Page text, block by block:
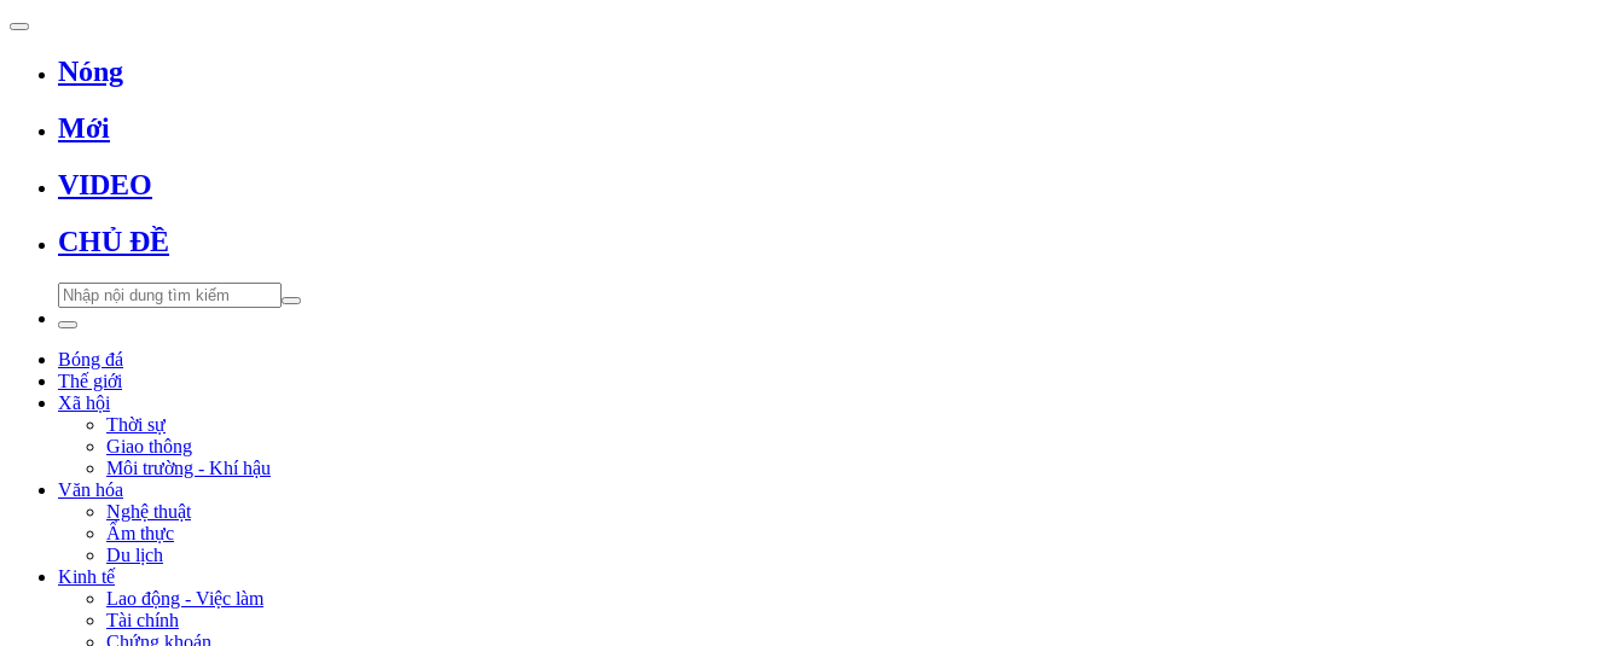
Nóng
Mới
VIDEO
CHỦ ĐỀ
Bóng đá
Thế giới
Xã hội
Thời sự
Giao thông
Môi trường - Khí hậu
Văn hóa
Nghệ thuật
Ẩm thực
Du lịch
Kinh tế
Lao động - Việc làm
Tài chính
Chứng khoán